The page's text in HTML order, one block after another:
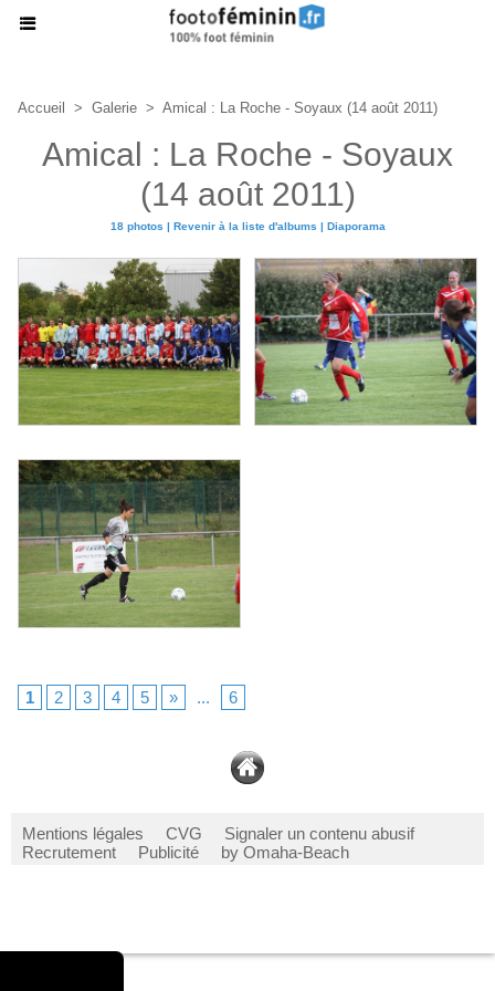
Accueil > Galerie > Amical : La Roche - Soyaux (14 août 2011)
Amical : La Roche - Soyaux
(14 août 2011)
18 photos | Revenir à la liste d'albums | Diaporama
1 2 3 4 5 » ... 6
Mentions légales CVG
Signaler un contenu abusif
Recrutement
Publicité by Omaha-Beach